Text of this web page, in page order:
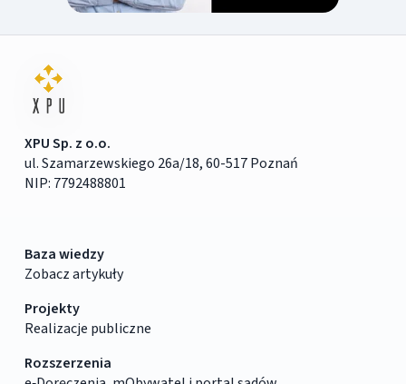
XPU Sp. z o.o.
ul. Szamarzewskiego 26a/18, 60-517 Poznań
NIP: 7792488801
Baza wiedzy
Zobacz artykuły
Projekty
Realizacje publiczne
Rozszerzenia